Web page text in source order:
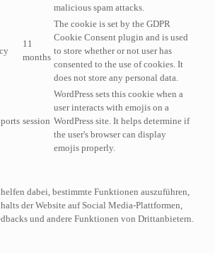
malicious spam attacks.
11
months
The cookie is set by the GDPR
Cookie Consent plugin and is used
to store whether or not user has
consented to the use of cookies. It
does not store any personal data.
session
WordPress sets this cookie when a
user interacts with emojis on a
WordPress site. It helps determine if
the user's browser can display
emojis properly.
dabei, bestimmte Funktionen auszuführen,
der Website auf Social Media-Plattformen,
und andere Funktionen von Drittanbietern.